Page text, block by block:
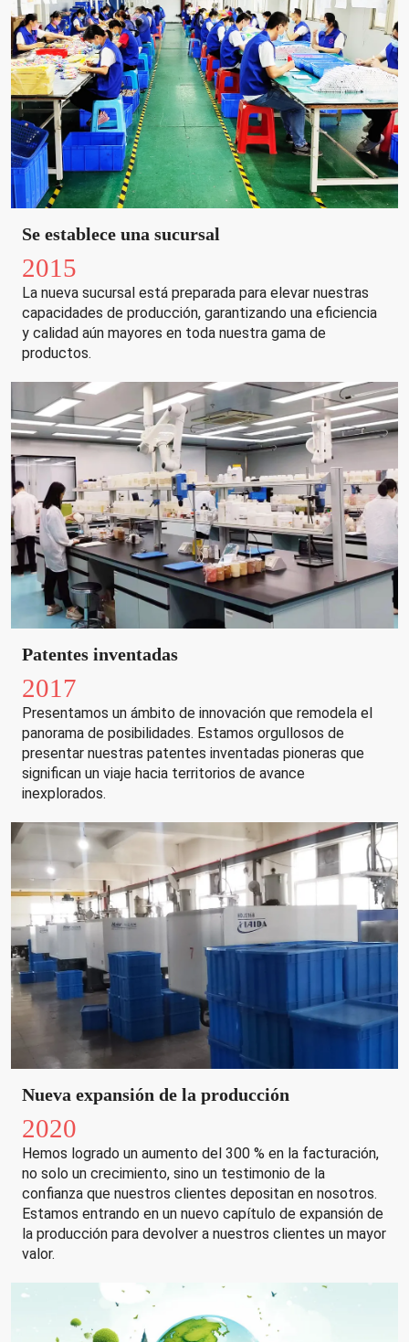
Se establece una sucursal
2015
La nueva sucursal está preparada para elevar nuestras
capacidades de producción, garantizando una eficiencia
y calidad aún mayores en toda nuestra gama de
productos.
Patentes inventadas
2017
Presentamos un ámbito de innovación que remodela el
panorama de posibilidades. Estamos orgullosos de
presentar nuestras patentes inventadas pioneras que
significan un viaje hacia territorios de avance
inexplorados.
Nueva expansión de la producción
2020
Hemos logrado un aumento del 300 % en la facturación,
no solo un crecimiento, sino un testimonio de la
confianza que nuestros clientes depositan en nosotros.
Estamos entrando en un nuevo capítulo de expansión de
la producción para devolver a nuestros clientes un mayor
valor.